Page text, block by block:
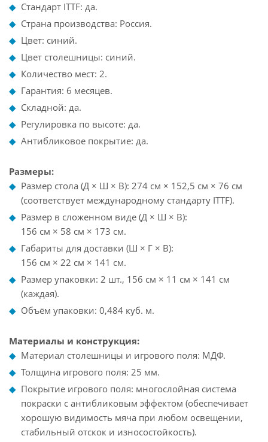
Стандарт ITTF: да.
Страна производства: Россия.
Цвет: синий.
Цвет столешницы: синий.
Количество мест: 2.
Гарантия: 6 месяцев.
Складной: да.
Регулировка по высоте: да.
Антибликовое покрытие: да.
Размеры:
Размер стола (Д × Ш × В): 274 см × 152,5 см × 76 см
(соответствует международному стандарту ITTF).
Размер в сложенном виде (Д × Ш × В):
156 см × 58 см × 173 см.
Габариты для доставки (Ш × Г × В):
156 см × 22 см × 141 см.
Размер упаковки: 2 шт., 156 см × 11 см × 141 см
(каждая).
Объём упаковки: 0,484 куб. м.
Материалы и конструкция:
Материал столешницы и игрового поля: МДФ.
Толщина игрового поля: 25 мм.
Покрытие игрового поля: многослойная система
покраски с антибликовым эффектом (обеспечивает
хорошую видимость мяча при любом освещении,
стабильный отскок и износостойкость).